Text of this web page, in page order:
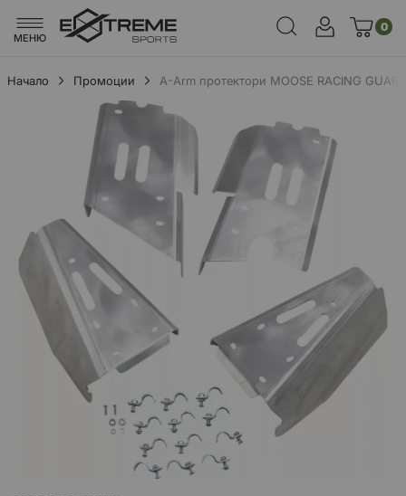
МЕНЮ
0
Начало Промоции
A-Arm протектори MOOSE RACING
изображенията